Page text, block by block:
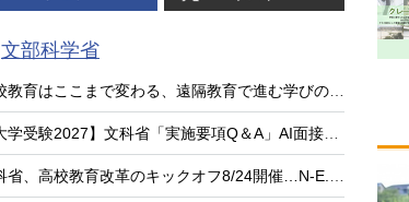
文部科学省
高校教育はここまで変わる、遠隔教育で進む学びのアップデート
【大学受験2027】文科省「実施要項Q＆A」AI面接不可など面接ルール明確化
文科省、高校教育改革のキックオフ8/24開催…N-E.X.T.始動